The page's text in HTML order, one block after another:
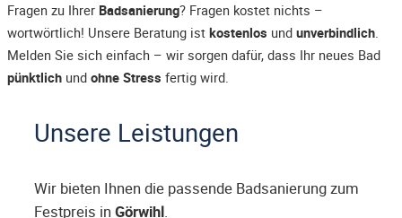
Fragen zu Ihrer Badsanierung? Fragen kostet nichts –
wortwörtlich! Unsere Beratung ist kostenlos und unverbindlich.
Melden Sie sich einfach – wir sorgen dafür, dass Ihr neues Bad
pünktlich und ohne Stress fertig wird.
Unsere Leistungen
Wir bieten Ihnen die passende Badsanierung zum
Festpreis in Görwihl.